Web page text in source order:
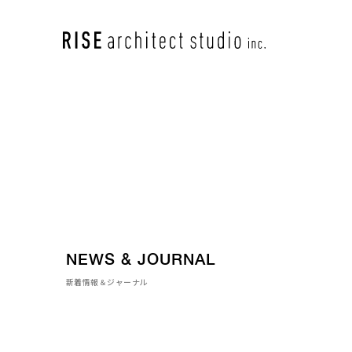
NEWS & JOURNAL
新着情報＆ジャーナル